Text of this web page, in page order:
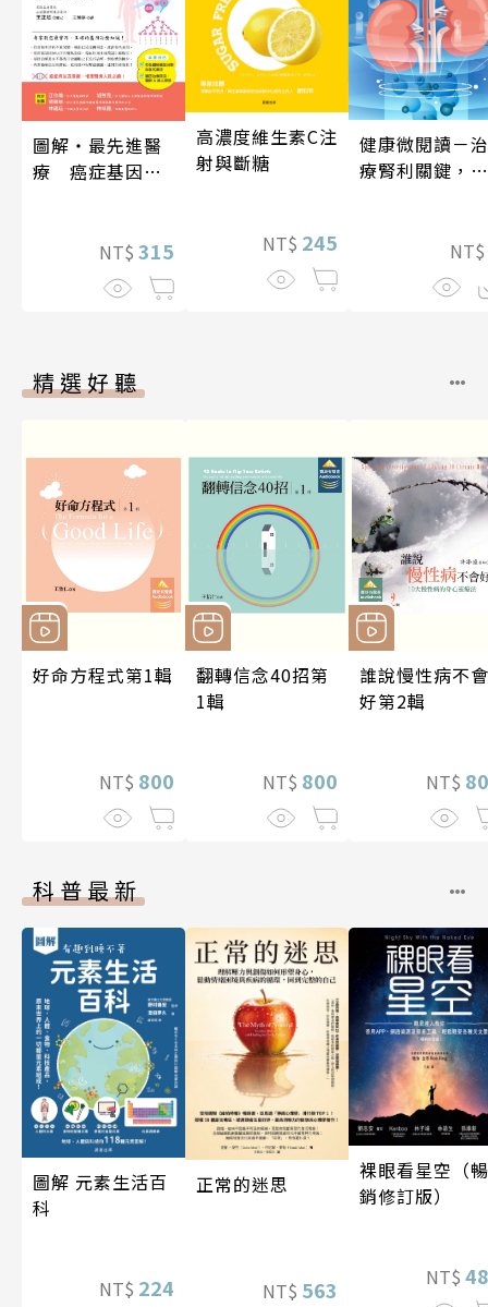
圖解‧最先進醫
療 癌症基因療
NT$ 315
高濃度維生素C注
射與斷糖
NT$ 245
健康微閱讀－治
療腎利關鍵，血
NT$
精選好聽
好命方程式第1輯
NT$ 800
翻轉信念40招第
1輯
NT$ 800
誰說慢性病不會
好第2輯
NT$
科普最新
圖解 元素生活百
科
NT$ 224
正常的迷思
NT$ 563
裸眼看星空（暢
銷修訂版）
NT$